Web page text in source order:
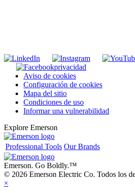
privacidad
Aviso de cookies
Configuración de cookies
Mapa del sitio
Condiciones de uso
Informar una vulnerabilidad
Explore Emerson
Professional Tools Our Brands
Emerson. Go Boldly.™
© 2026 Emerson Electric Co. Todos los
×